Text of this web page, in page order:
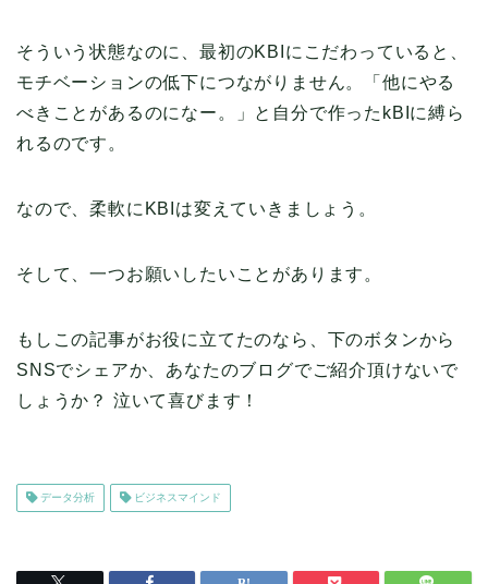
そういう状態なのに、最初のKBIにこだわっていると、
モチベーションの低下につながりません。「他にやる
べきことがあるのになー。」と自分で作ったkBIに縛ら
れるのです。
なので、柔軟にKBIは変えていきましょう。
そして、一つお願いしたいことがあります。
もしこの記事がお役に立てたのなら、下のボタンから
SNSでシェアか、あなたのブログでご紹介頂けないで
しょうか？ 泣いて喜びます！
データ分析 ビジネスマインド